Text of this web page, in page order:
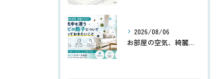
2026/08/06
お部屋の空気、綺麗ですか？空気中を漂うカビの胞子について知っておきたいこと